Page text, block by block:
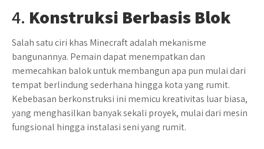
4. Konstruksi Berbasis Blok
Salah satu ciri khas Minecraft adalah mekanisme
bangunannya. Pemain dapat menempatkan dan
memecahkan balok untuk membangun apa pun mulai dari
tempat berlindung sederhana hingga kota yang rumit.
Kebebasan berkonstruksi ini memicu kreativitas luar biasa,
yang menghasilkan banyak sekali proyek, mulai dari mesin
fungsional hingga instalasi seni yang rumit.